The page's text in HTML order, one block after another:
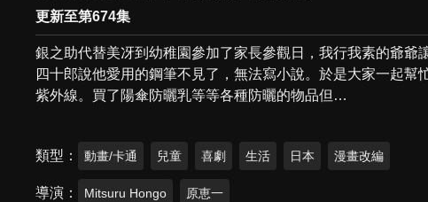
更新至第674集
銀之助代替美冴到幼稚園參加了家長參觀日，我行我素的爺
四十郎說他愛用的鋼筆不見了，無法寫小說。於是大家一起
紫外線。買了陽傘防曬乳等等各種防曬的物品但…
類型 動畫/卡通 兒童 喜劇 生活 日本 漫畫改編
導演 Mitsuru Hongo 原恵一